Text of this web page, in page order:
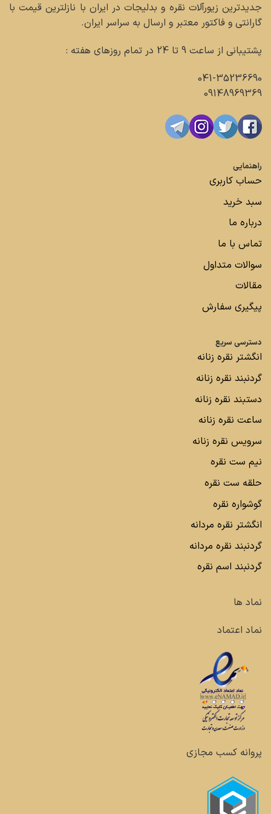
جدیدترین زیورآلات نقره و بدلیجات در ایران با نازلترین قیمت با
گارانتی و فاکتور معتبر و ارسال به سراسر ایران.
پشتیبانی از ساعت 9 تا 24 در تمام روزهای هفته :
041-35236690
09148969369
راهنمایی
حساب کاربری
سبد خرید
درباره ما
تماس با ما
سوالات متداول
مقالات
پیگیری سفارش
دسترسی سریع
انگشتر نقره زنانه
گردنبند نقره زنانه
دستبند نقره زنانه
ساعت نقره زنانه
سرویس نقره زنانه
نیم ست نقره
حلقه ست نقره
گوشواره نقره
انگشتر نقره مردانه
گردنبند نقره مردانه
گردنبند اسم نقره
نماد ها
نماد اعتماد
پروانه کسب مجازی